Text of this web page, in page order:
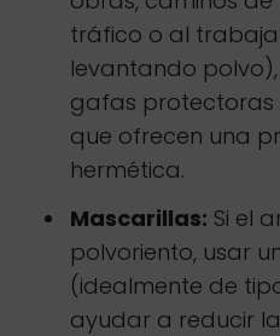
tráfico o al
levantando
gafas protectoras
que ofrecen una
hermética.
Mascarillas: Si el
polvoriento, usar
(idealmente de
ayudar a reducir